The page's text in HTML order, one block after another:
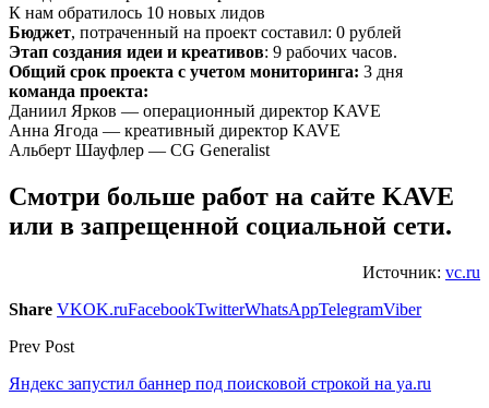
К нам обратилось 10 новых лидов
Бюджет, потраченный на проект составил: 0 рублей
Этап создания идеи и креативов: 9 рабочих часов.
Общий срок проекта с учетом мониторинга: 3 дня
команда проекта:
Даниил Ярков — операционный директор KAVE
Анна Ягода — креативный директор KAVE
Альберт Шауфлер — CG Generalist
Смотри больше работ на сайте KAVE
или в запрещенной социальной сети.
Источник: vc.ru
Share VKOK.ruFacebookTwitterWhatsAppTelegramViber
Prev Post
Яндекс запустил баннер под поисковой строкой на ya.ru